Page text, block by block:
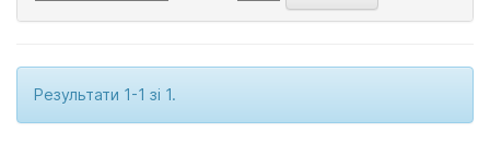
Результати 1-1 зі 1.